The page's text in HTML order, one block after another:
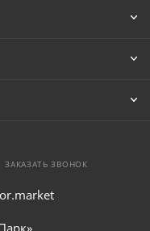
ЗАКАЗАТЬ ЗВОНОК